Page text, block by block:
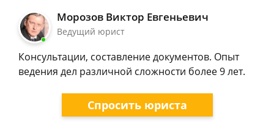
Морозов Виктор Евгеньевич
Ведущий юрист
Консультации, составление документов. Опыт
ведения дел различной сложности более 9 лет.
Спросить юриста